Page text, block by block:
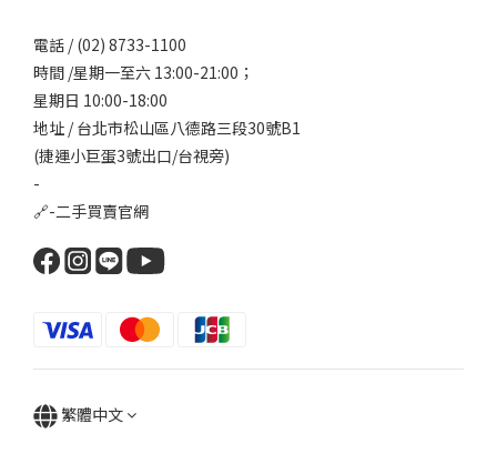
電話 / (02) 8733-1100
時間 /星期一至六 13:00-21:00；
星期日 10:00-18:00
地址 / 台北市松山區八德路三段30號B1
(捷運小巨蛋3號出口/台視旁)
-
🔗-二手買賣官網
繁體中文